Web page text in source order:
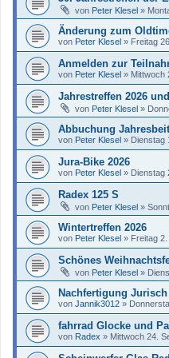
von Peter Klesel »
Änderung zum
von Peter Klesel » Freitag
Anmelden zur
von Peter Klesel » Mittwoch
Jahrestreffen 2026
von Peter Klesel »
Abbuchung
von Peter Klesel » Dienstag
Jura-Bike 2026
von Peter Klesel » Dienstag
Radex 125 S
von Peter Klesel »
Wintertreffen 2026
von Peter Klesel » Freitag
Schönes
von Peter Klesel »
Nachfertigung
von Jannik3012 »
fahrrad Glocke und
von Radex » Mittwoch 24.